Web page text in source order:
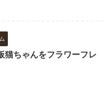
猫ちゃんをフラワーフレ